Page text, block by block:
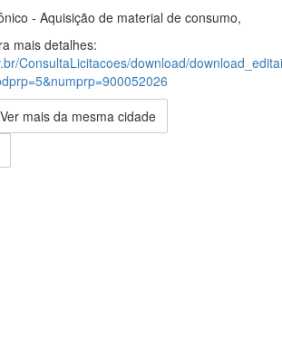
- Aquisição de material de consumo,
mais detalhes:
ConsultaLicitacoes/download/
Ver mais da mesma cidade